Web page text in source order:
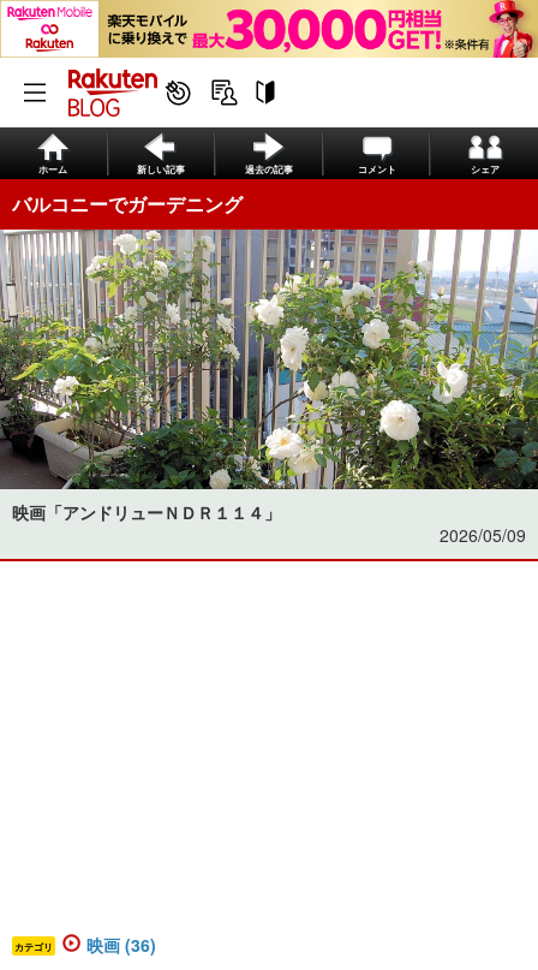
ホーム 新しい記事 過去の記事 コメント シェア
バルコニーでガーデニング
映画「アンドリューＮＤＲ１１４」
2026/05/09
カテゴリ 映画 (36)